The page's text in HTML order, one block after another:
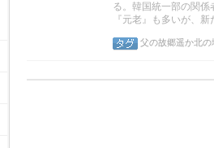
る。韓国統一部の関
『元老』も多いが、
父の故郷遥か北の